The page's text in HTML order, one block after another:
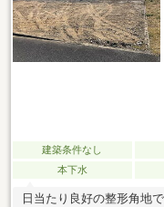
建築条件なし
本下水
日当たり良好の整形角地